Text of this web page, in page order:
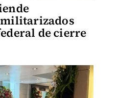
de cierre